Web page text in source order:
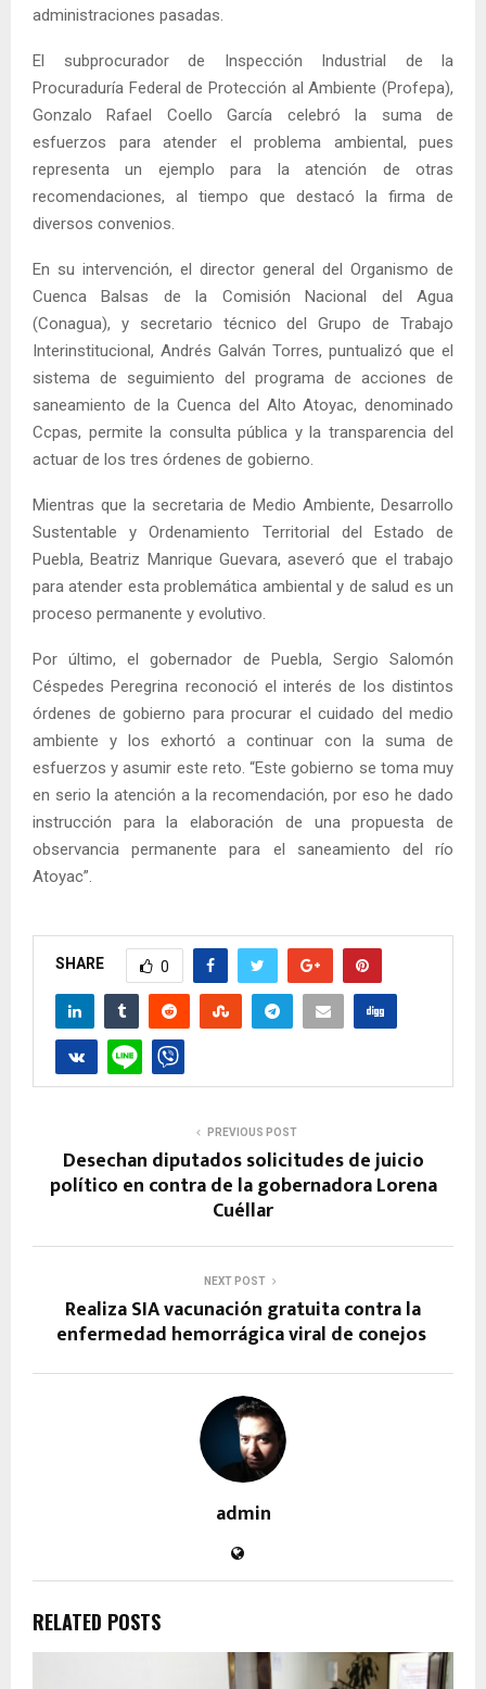
administraciones pasadas.
El subprocurador de Inspección Industrial de la
Procuraduría Federal de Protección al Ambiente (Profepa),
Gonzalo Rafael Coello García celebró la suma de
esfuerzos para atender el problema ambiental, pues
representa un ejemplo para la atención de otras
recomendaciones, al tiempo que destacó la firma de
diversos convenios.
En su intervención, el director general del Organismo de
Cuenca Balsas de la Comisión Nacional del Agua
(Conagua), y secretario técnico del Grupo de Trabajo
Interinstitucional, Andrés Galván Torres, puntualizó que el
sistema de seguimiento del programa de acciones de
saneamiento de la Cuenca del Alto Atoyac, denominado
Ccpas, permite la consulta pública y la transparencia del
actuar de los tres órdenes de gobierno.
Mientras que la secretaria de Medio Ambiente, Desarrollo
Sustentable y Ordenamiento Territorial del Estado de
Puebla, Beatriz Manrique Guevara, aseveró que el trabajo
para atender esta problemática ambiental y de salud es un
proceso permanente y evolutivo.
Por último, el gobernador de Puebla, Sergio Salomón
Céspedes Peregrina reconoció el interés de los distintos
órdenes de gobierno para procurar el cuidado del medio
ambiente y los exhortó a continuar con la suma de
esfuerzos y asumir este reto. “Este gobierno se toma muy
en serio la atención a la recomendación, por eso he dado
instrucción para la elaboración de una propuesta de
observancia permanente para el saneamiento del río
Atoyac”.
SHARE 0
PREVIOUS POST
Desechan diputados solicitudes de juicio
político en contra de la gobernadora Lorena
Cuéllar
NEXT POST
Realiza SIA vacunación gratuita contra la
enfermedad hemorrágica viral de conejos
admin
RELATED POSTS